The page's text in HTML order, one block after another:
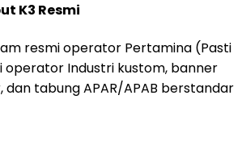
K3 Resmi
resmi operator Pertamina (Pasti
operator Industri kustom, banner
dan tabung APAR/APAB berstandar